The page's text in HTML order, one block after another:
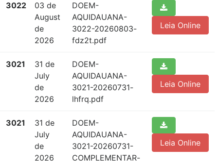
3022
03 de
August
de
2026
DOEM-
AQUIDAUANA-
3022-20260803-
fdz2t.pdf
Leia Online
3021
31 de
July
de
2026
DOEM-
AQUIDAUANA-
3021-20260731-
lhfrq.pdf
Leia Online
3021
31 de
July
de
2026
DOEM-
AQUIDAUANA-
3021-20260731-
COMPLEMENTAR-
Leia Online